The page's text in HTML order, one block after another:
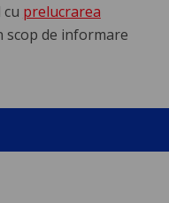
cu prelucrarea
scop de informare